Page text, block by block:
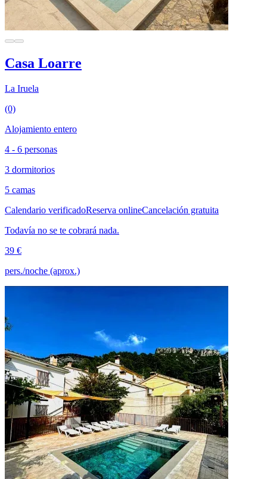
Casa Loarre
La Iruela
(0)
Alojamiento entero
4 - 6 personas
3 dormitorios
5 camas
Calendario verificadoReserva onlineCancelación gratuita
Todavía no se te cobrará nada.
39 €
pers./noche (aprox.)